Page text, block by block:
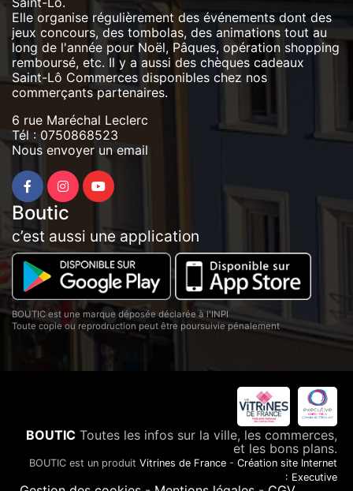
Elle organise régulièrement des événements dont des
jeux concours, des tombolas, des animations tout au
long de l'année pour Noël, Pâques, opération shopping
remboursé, etc. Il y a aussi des chèques cadeaux
Saint-Lô Commerces disponibles chez nos
commerçants partenaires.
6 rue Maréchal Leclerc
Tél : 0750868523
Nous envoyer un email
Boutic
c’est aussi une application
BOUTIC est une marque déposée déclarée à l'INPI
Toute copie ou reprodruction peut être poursuivie pénalement
BOUTIC Toutes les infos sur la ville, les commerces,
et les bons plans.
BOUTIC est un produit Vitrines de France - Création site Internet
: Executive